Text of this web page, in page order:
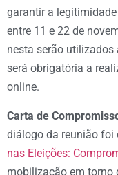
garantir a
entre 11 e 22 de
nesta serão utilizados
será obrigatória a
online.
Carta de
diálogo da reunião foi
nas Eleições:
mobilização em torno